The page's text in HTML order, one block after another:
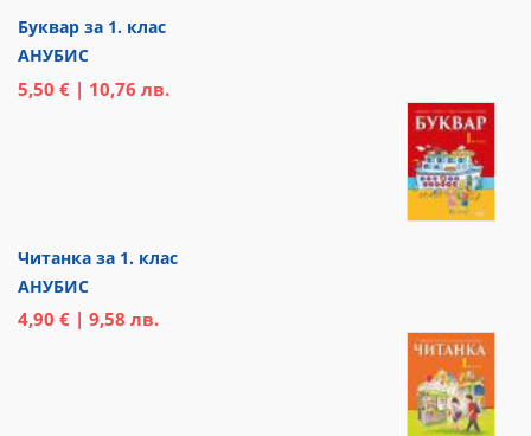
Буквар за 1. клас
АНУБИС
5,50 € | 10,76 лв.
Читанка за 1. клас
АНУБИС
4,90 € | 9,58 лв.